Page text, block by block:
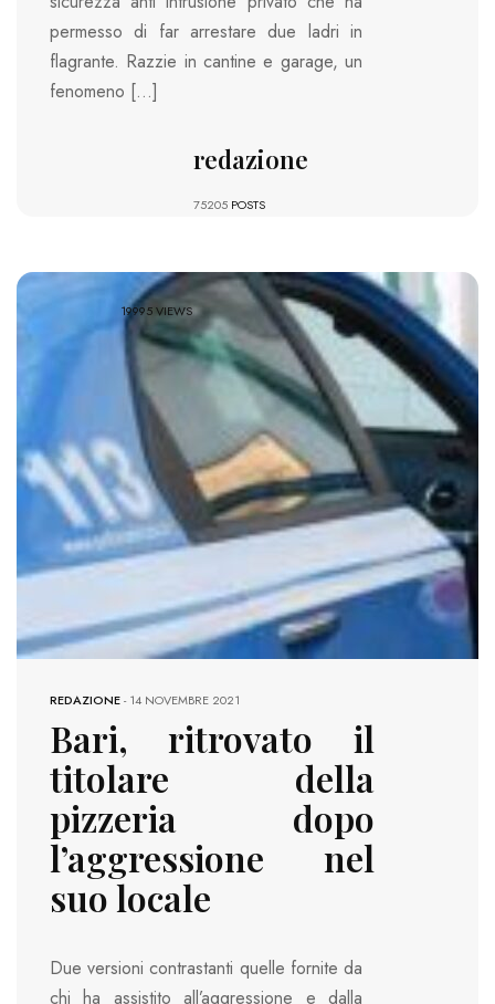
permesso di far arrestare due ladri in
flagrante. Razzie in cantine e garage, un
fenomeno […]
redazione
75205 POSTS
19995 VIEWS
REDAZIONE-14 NOVEMBRE 2021
Bari, ritrovato il
titolare della
pizzeria dopo
l’aggressione nel
suo locale
Due versioni contrastanti quelle fornite da
chi ha assistito all’aggressione e dalla